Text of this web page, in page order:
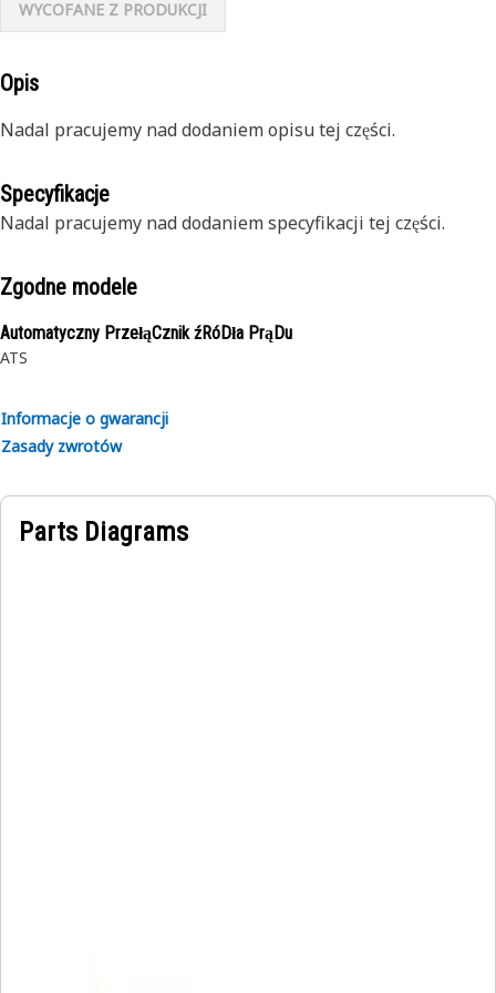
WYCOFANE Z PRODUKCJI
Opis
Nadal pracujemy nad dodaniem opisu tej części.
Specyfikacje
Nadal pracujemy nad dodaniem specyfikacji tej części.
Zgodne modele
Automatyczny PrzełąCznik źRóDła PrąDu
ATS
Informacje o gwarancji
Zasady zwrotów
Parts Diagrams